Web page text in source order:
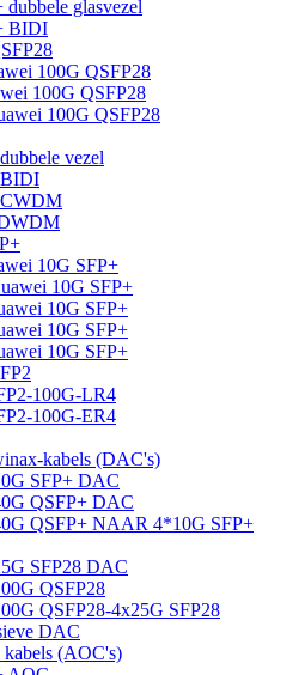
dubbele glasvezel
BIDI
100G QSFP28
100G QSFP28
100G QSFP28
vezel
BIDI
10G SFP+
10G SFP+
10G SFP+
10G SFP+
10G SFP+
100G-LR4
100G-ER4
kabels (DAC's)
SFP+ DAC
QSFP+ DAC
QSFP+ NAAR 4*10G SFP+
SFP28 DAC
QSFP28
QSFP28-4x25G SFP28
DAC
kabels (AOC's)